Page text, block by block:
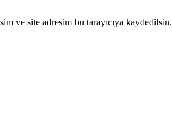
ve site adresim bu tarayıcıya kaydedilsin.